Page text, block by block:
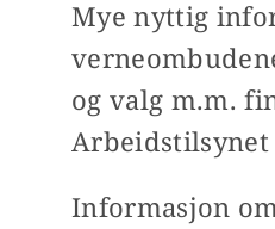
Mye nyttig
og valg m.m.
Informasjon